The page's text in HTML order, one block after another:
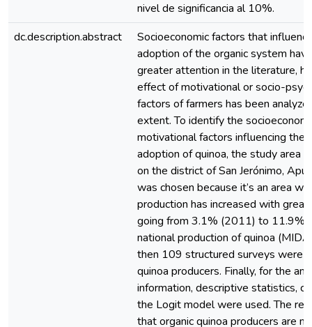
nivel de significancia al 10%.
dc.description.abstract
Socioeconomic factors that
adoption of the organic system
greater attention in the literature,
effect of motivational or socio-
factors of farmers has been
extent. To identify the
motivational factors influencing the
adoption of quinoa, the study area
on the district of San Jerónimo,
was chosen because it’s an area
production has increased with
going from 3.1% (2011) to 11.9%
national production of quinoa
then 109 structured surveys were
quinoa producers. Finally, for the
information, descriptive statistics,
the Logit model were used. The
that organic quinoa producers are